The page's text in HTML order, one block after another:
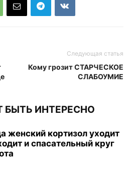
Следующая статья
Кому грозит СТАРЧЕСКОЕ
СЛАБОУМИЕ
БЫТЬ ИНТЕРЕСНО
женский кортизол уходит
и спасательный круг